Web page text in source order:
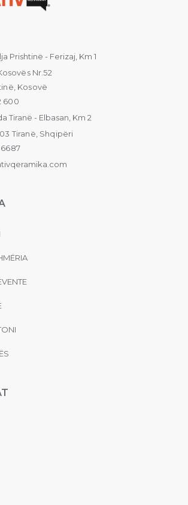
Prishtinë - Ferizaj, Km 1
Nr.52
Kosovë
600
Tiranë - Elbasan, Km 2
Tiranë, Shqipëri